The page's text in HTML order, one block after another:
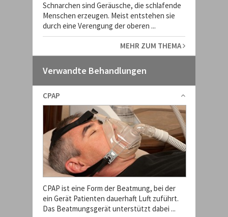
Schnarchen sind Geräusche, die schlafende
Menschen erzeugen. Meist entstehen sie
durch eine Verengung der oberen ...
MEHR ZUM THEMA
Verwandte Behandlungen
CPAP
CPAP ist eine Form der Beatmung, bei der
ein Gerät Patienten dauerhaft Luft zuführt.
Das Beatmungsgerät unterstützt dabei ...